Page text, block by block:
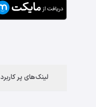
لینک‌های پر کاربرد